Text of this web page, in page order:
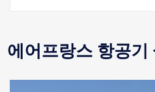
에어프랑스 항공기